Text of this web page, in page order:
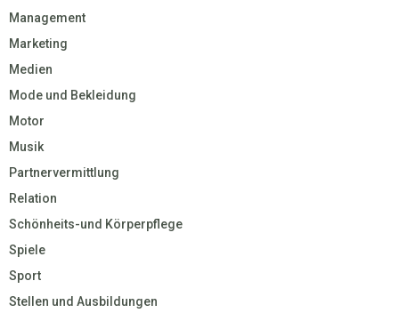
Management
Marketing
Medien
Mode und Bekleidung
Motor
Musik
Partnervermittlung
Relation
Schönheits-und Körperpflege
Spiele
Sport
Stellen und Ausbildungen